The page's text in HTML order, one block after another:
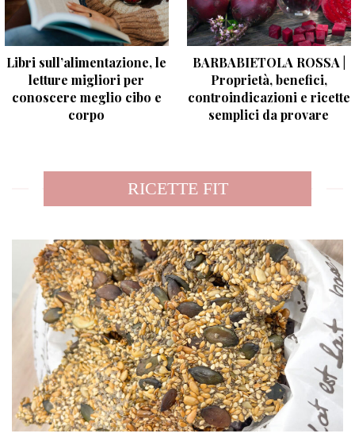
Libri sull’alimentazione, le
letture migliori per
conoscere meglio cibo e
corpo
BARBABIETOLA ROSSA |
Proprietà, benefici,
controindicazioni e ricette
semplici da provare
RICETTE FIT